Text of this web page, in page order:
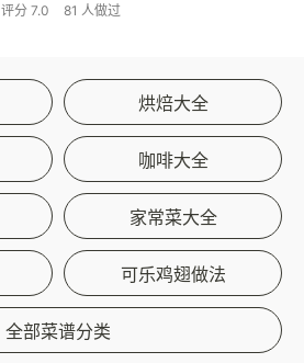
评分 7.0 81 人做过
烘焙大全
咖啡大全
家常菜大全
可乐鸡翅做法
全部菜谱分类